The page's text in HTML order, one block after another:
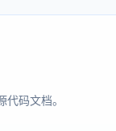
码文档。